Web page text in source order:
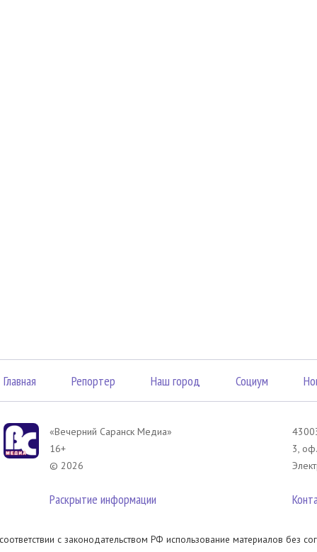
Главная Репортер Наш город Социум
«Вечерний Саранск Mедиа»
16+
© 2026
Раскрытие информации
3,
с законодательством РФ использование материалов без